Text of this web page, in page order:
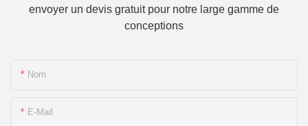
envoyer un devis gratuit pour notre large gamme de
conceptions
Nom
E-Mail